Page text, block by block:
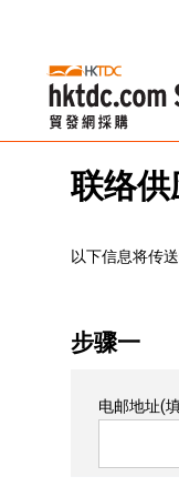
联络供
以下信息将传
步骤一
电邮地址(